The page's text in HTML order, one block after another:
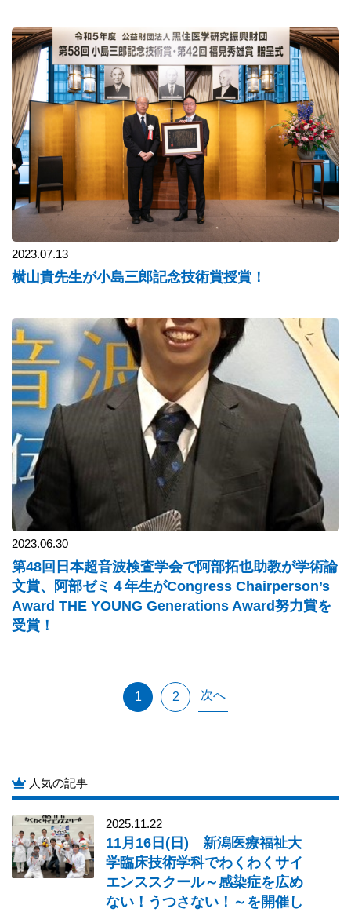
2023.07.13
横山貴先生が小島三郎記念技術賞授賞！
2023.06.30
第48回日本超音波検査学会で阿部拓也助教が学術論
文賞、阿部ゼミ４年生がCongress Chairperson’s
Award THE YOUNG Generations Award努力賞を
受賞！
1 2 次へ
人気の記事
2025.11.22
11月16日(日) 新潟医療福祉大
学臨床技術学科でわくわくサイ
エンススクール～感染症を広め
ない！うつさない！～を開催し